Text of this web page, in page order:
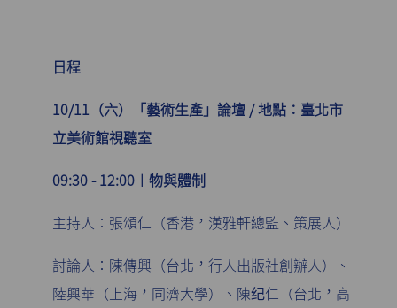
日程
10/11（六）「藝術生產」論壇 / 地點：臺北市
立美術館視聽室
09:30 - 12:00︱物與體制
主持人：張頌仁（香港，漢雅軒總監、策展人）
討論人：陳傳興（台北，行人出版社創辦人）、
陸興華（上海，同濟大學）、陳纪仁（台北，高